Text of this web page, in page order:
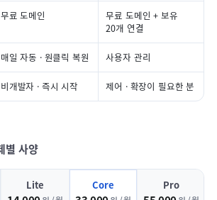
무료 도메인
무료 도메인 + 보유
20개 연결
매일 자동 · 원클릭 복원 사용자 관리
비개발자 · 즉시 시작 제어 · 확장이 필요한 분
별 사양
Lite Core Pro